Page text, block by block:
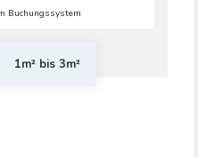
Buchungssystem
1m² bis 3m²